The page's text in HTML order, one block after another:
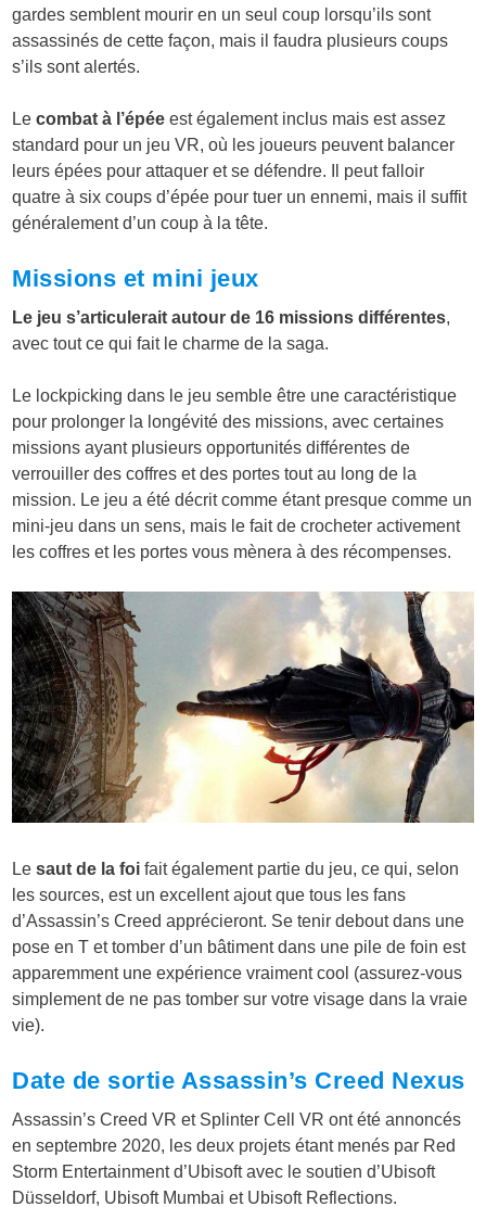
gardes semblent mourir en un seul coup lorsqu’ils sont
assassinés de cette façon, mais il faudra plusieurs coups
s’ils sont alertés.
Lecombat à l’épée est également inclus mais est assez
standard pour un jeu VR, où les joueurs peuvent balancer
leurs épées pour attaquer et se défendre. Il peut falloir
quatre à six coups d’épée pour tuer un ennemi, mais il suffit
généralement d’un coup à la tête.
Missions et mini jeux
Le jeu s’articulerait autour de 16 missions différentes,
avec tout ce qui fait le charme de la saga.
Le lockpicking dans le jeu semble être une caractéristique
pour prolonger la longévité des missions, avec certaines
missions ayant plusieurs opportunités différentes de
verrouiller des coffres et des portes tout au long de la
mission. Le jeu a été décrit comme étant presque comme un
mini-jeu dans un sens, mais le fait de crocheter activement
les coffres et les portes vous mènera à des récompenses.
Lesaut de la foi fait également partie du jeu, ce qui, selon
les sources, est un excellent ajout que tous les fans
d’Assassin’s Creed apprécieront. Se tenir debout dans une
pose en T et tomber d’un bâtiment dans une pile de foin est
apparemment une expérience vraiment cool (assurez-vous
simplement de ne pas tomber sur votre visage dans la vraie
vie).
Date de sortie Assassin’s Creed Nexus
Assassin’s Creed VR et Splinter Cell VR ont été annoncés
en septembre 2020, les deux projets étant menés par Red
Storm Entertainment d’Ubisoft avec le soutien d’Ubisoft
Düsseldorf, Ubisoft Mumbai et Ubisoft Reflections.